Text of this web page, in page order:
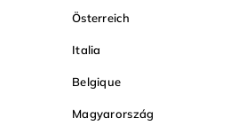
Österreich
Italia
Belgique
Magyarország